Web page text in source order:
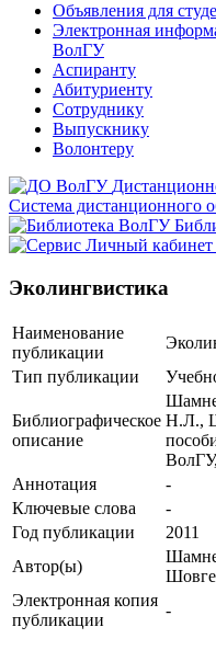
Объявления для
Электронная
ВолГУ
Аспиранту
Абитуриенту
Сотруднику
Выпускнику
Волонтеру
Система дистанционного
Эколингвистика
Наименование
публикации
Тип публикации
Библиографическое
описание
Н.Л.,
Аннотация
-
Ключевые cлова
-
Год публикации
2011
Автор(ы)
Электронная копия
публикации
-